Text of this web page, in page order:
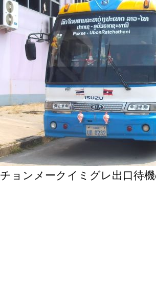
チョンメークイミグレ出口待